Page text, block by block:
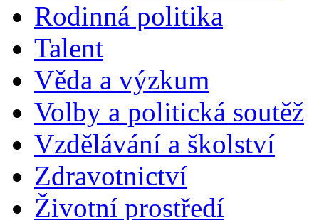
Rodinná politika
Talent
Věda a výzkum
Volby a politická soutěž
Vzdělávání a školství
Zdravotnictví
Životní prostředí